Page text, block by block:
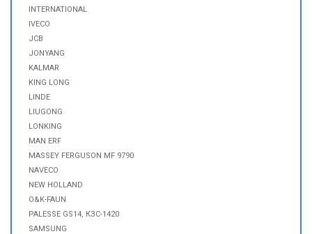
INTERNATIONAL
IVECO
JCB
JONYANG
KALMAR
KING LONG
LINDE
LIUGONG
LONKING
MAN ERF
MASSEY FERGUSON MF 9790
NAVECO
NEW HOLLAND
O&K-FAUN
PALESSE GS14, КЗС-1420
SAMSUNG